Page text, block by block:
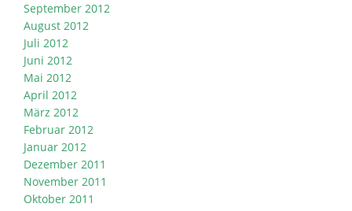
September 2012
August 2012
Juli 2012
Juni 2012
Mai 2012
April 2012
März 2012
Februar 2012
Januar 2012
Dezember 2011
November 2011
Oktober 2011